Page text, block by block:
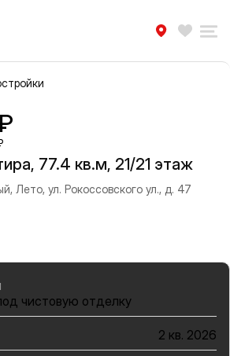
объекте
77.4 кв.м, 21/21 этаж
Лето, ул. Рокоссовского ул., д. 47
чистовую отделку
2 кв. 2026